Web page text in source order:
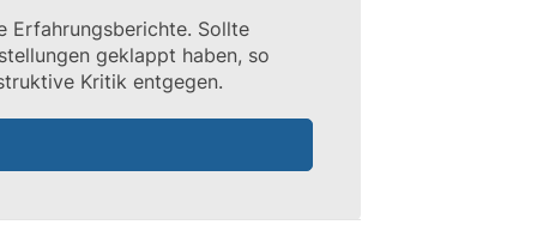
Erfahrungsberichte. Sollte
geklappt haben, so
Kritik entgegen.